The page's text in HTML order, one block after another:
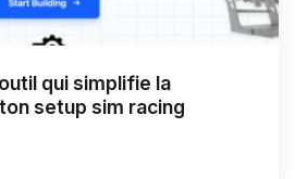
qui simplifie la
setup sim racing